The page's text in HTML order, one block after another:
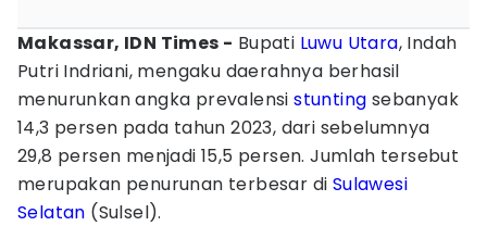
Makassar, IDN Times - Bupati Luwu Utara, Indah
Putri Indriani, mengaku daerahnya berhasil
menurunkan angka prevalensistunting sebanyak
14,3 persen pada tahun 2023, dari sebelumnya
29,8 persen menjadi 15,5 persen. Jumlah tersebut
merupakan penurunan terbesar di Sulawesi
Selatan (Sulsel).